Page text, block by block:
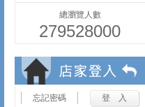
總瀏覽人數
279528000
忘記密碼